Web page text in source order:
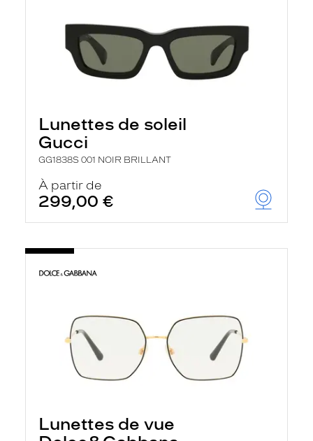
Lunettes de soleil
Gucci
GG1838S 001 NOIR BRILLANT
À partir de
299,00 €
Lunettes de vue